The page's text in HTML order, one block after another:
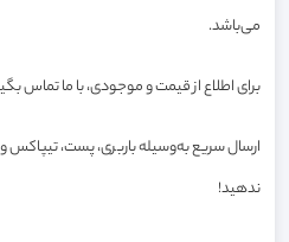
می‌باشد.
برای اطلاع از قیمت و موجودی، با ما تماس
ارسال سریع به‌وسیله باربری، پست،
ندهید!